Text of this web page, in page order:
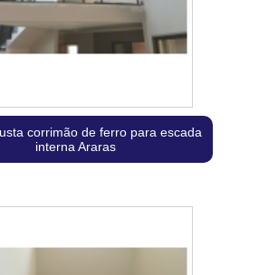
corrimão de ferro para escada
interna Araras